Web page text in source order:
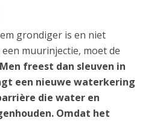
grondiger is en niet
muurinjectie, moet de
Men freest dan sleuven in
een nieuwe waterkering
die water en
Omdat het